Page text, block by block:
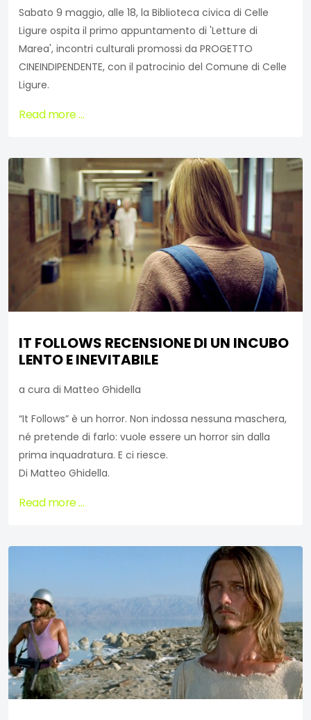
Sabato 9 maggio, alle 18, la Biblioteca civica di Celle
Ligure ospita il primo appuntamento di 'Letture di
Marea', incontri culturali promossi da PROGETTO
CINEINDIPENDENTE, con il patrocinio del Comune di Celle
Ligure.
Read more …
IT FOLLOWS RECENSIONE DI UN INCUBO
LENTO E INEVITABILE
a cura di Matteo Ghidella
“It Follows” è un horror. Non indossa nessuna maschera,
né pretende di farlo: vuole essere un horror sin dalla
prima inquadratura. E ci riesce.
Di Matteo Ghidella.
Read more …